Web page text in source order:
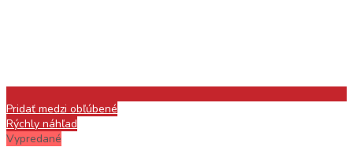
Pridať medzi obľúbené
Rýchly náhľad
Vypredané